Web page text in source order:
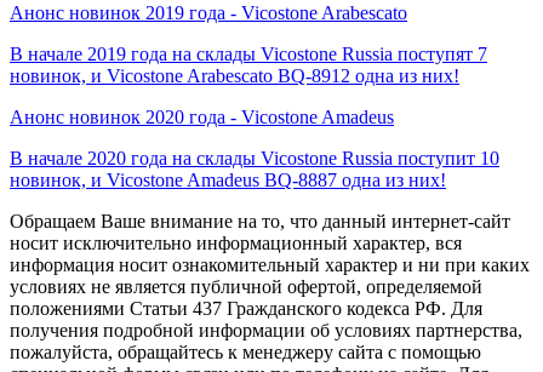
Анонс новинок 2019 года - Vicostone Arabescato
В начале 2019 года на склады Vicostone Russia поступят 7
новинок, и Vicostone Arabescato BQ-8912 одна из них!
Анонс новинок 2020 года - Vicostone Amadeus
В начале 2020 года на склады Vicostone Russia поступит 10
новинок, и Vicostone Amadeus BQ-8887 одна из них!
Обращаем Ваше внимание на то, что данный интернет-сайт
носит исключительно информационный характер, вся
информация носит ознакомительный характер и ни при каких
условиях не является публичной офертой, определяемой
положениями Статьи 437 Гражданского кодекса РФ. Для
получения подробной информации об условиях партнерства,
пожалуйста, обращайтесь к менеджеру сайта с помощью